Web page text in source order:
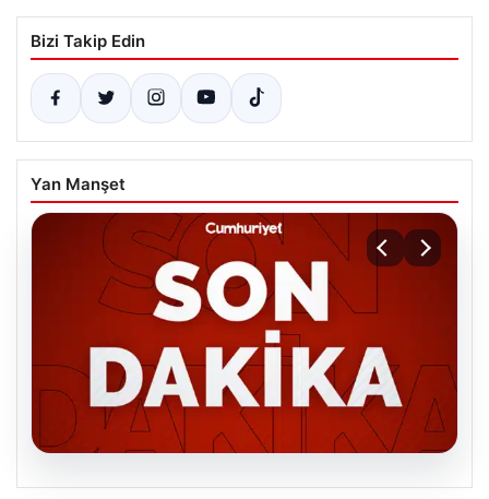
Bizi Takip Edin
Yan Manşet